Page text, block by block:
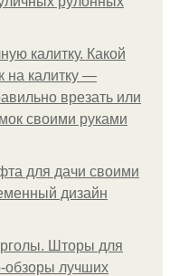
калитку. Какой
на калитку —
врезать или
своими руками
для дачи своими
дизайн
Шторы для
обзоры лучших